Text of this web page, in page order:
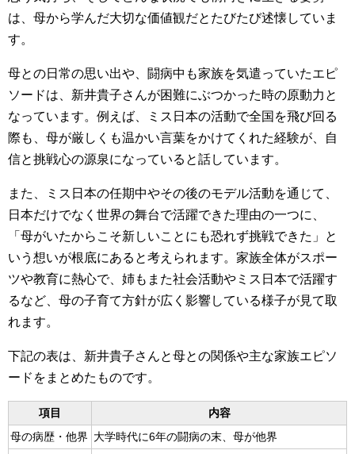
は、母から学んだ大切な価値観だとたびたび述懐していま
す。
母との日常の思い出や、闘病中も家族を気遣っていたエピ
ソードは、新井貴子さんが困難にぶつかった時の原動力と
なっています。例えば、ミス日本の活動で全国を飛び回る
際も、母が厳しくも温かい言葉をかけてくれた経験が、自
信と挑戦心の源泉になっていると話しています。
また、ミス日本の任期中やその後のモデル活動を通じて、
日本だけでなく世界の舞台で活躍できた理由の一つに、
「母がいたからこそ新しいことにも恐れず挑戦できた」と
いう想いが根底にあると考えられます。家族全体がスポー
ツや教育に熱心で、姉もまた社会活動やミス日本で活躍す
るなど、母の子育て方針が広く影響している様子が見て取
れます。
下記の表は、新井貴子さんと母との関係や主な家族エピソ
ードをまとめたものです。
項目
内容
母の病歴・他界 大学時代に6年の闘病の末、母が他界